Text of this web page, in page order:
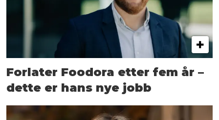
Forlater Foodora etter fem år –
dette er hans nye jobb